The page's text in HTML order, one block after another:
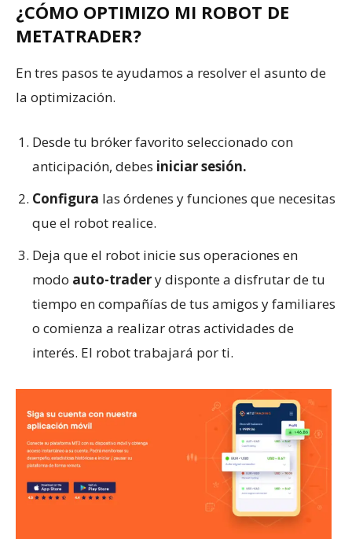
¿CÓMO OPTIMIZO MI ROBOT DE
METATRADER?
En tres pasos te ayudamos a resolver el asunto de
la optimización.
Desde tu bróker favorito seleccionado con
anticipación, debes iniciar sesión.
Configura las órdenes y funciones que necesitas
que el robot realice.
Deja que el robot inicie sus operaciones en
modo auto-tradery disponte a disfrutar de tu
tiempo en compañías de tus amigos y familiares
o comienza a realizar otras actividades de
interés. El robot trabajará por ti.